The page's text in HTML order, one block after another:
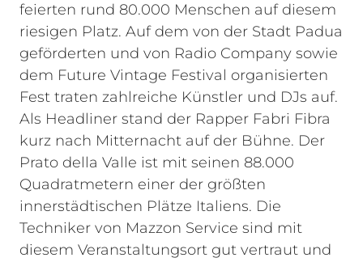
feierten rund 80.000 Menschen auf diesem
riesigen Platz. Auf dem von der Stadt Padua
geförderten und von Radio Company sowie
dem Future Vintage Festival organisierten
Fest traten zahlreiche Künstler und DJs auf.
Als Headliner stand der Rapper Fabri Fibra
kurz nach Mitternacht auf der Bühne. Der
Prato della Valle ist mit seinen 88.000
Quadratmetern einer der größten
innerstädtischen Plätze Italiens. Die
Techniker von Mazzon Service sind mit
diesem Veranstaltungsort gut vertraut und